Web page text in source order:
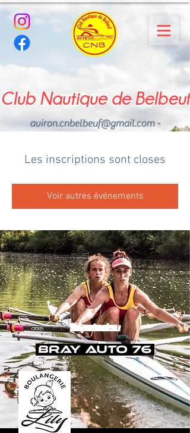
Club Nautique de Belbeuf
aviron.cnbelbeuf@gmail.com-
Les inscriptions sont closes
Voir autres événements
Nos partenaires :